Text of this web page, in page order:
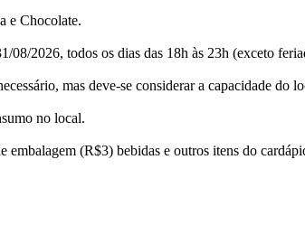
e Chocolate.
08/2026, todos os dias das 18h às 23h (exceto
mas deve-se considerar a capacidade do
no local.
embalagem (R$3) bebidas e outros itens do